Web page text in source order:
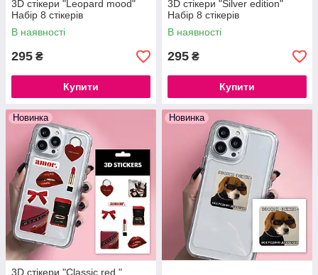
3D стікери "Leopard mood"
Набір 8 стікерів
В наявності
295 ₴
Купити
3D стікери "Silver edition"
Набір 8 стікерів
В наявності
295 ₴
Купити
Новинка
3D стікери "Classic red "
Новинка